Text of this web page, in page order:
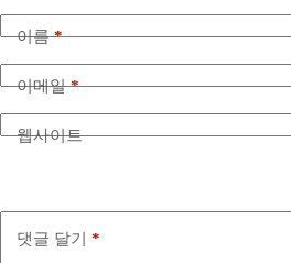
이름*
이메일*
웹사이트
댓글 달기 *